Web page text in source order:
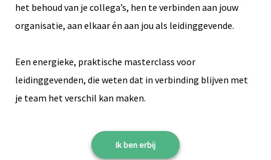
het behoud van je collega’s, hen te verbinden aan jouw
organisatie, aan elkaar én aan jou als leidinggevende.
Een energieke, praktische masterclass voor
leidinggevenden, die weten dat in verbinding blijven met
je team het verschil kan maken.
Ik ben erbij